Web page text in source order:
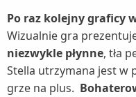
Po raz kolejny graficy
Wizualnie gra
niezwykle płynne, tła
Stella utrzymana jest w
grze na plus.